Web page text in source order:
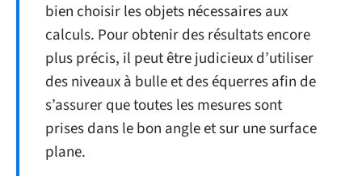
bien choisir les objets nécessaires aux
calculs. Pour obtenir des résultats encore
plus précis, il peut être judicieux d’utiliser
des niveaux à bulle et des équerres afin de
s’assurer que toutes les mesures sont
prises dans le bon angle et sur une surface
plane.